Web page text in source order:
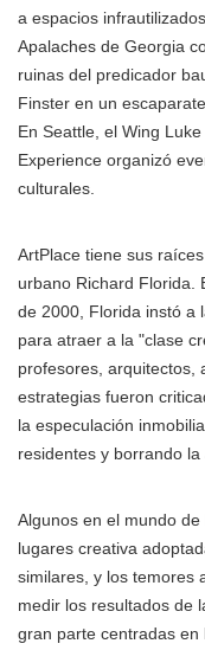
a espacios
Apalaches de Georgia
ruinas del predicador
Finster en un
En Seattle, el Wing
Experience organizó
culturales.
ArtPlace tiene sus
urbano Richard Florida.
de 2000, Florida instó a
para atraer a la "clase
profesores, arquitectos,
estrategias fueron
la especulación
residentes y borrando la
Algunos en el mundo
lugares creativa
similares, y los temores
medir los resultados de
gran parte centradas